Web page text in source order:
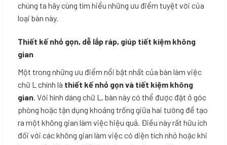
chúng ta hãy cùng tìm hiểu những ưu điểm tuyệt vời của
loại bàn này.
Thiết kế nhỏ gọn, dễ lắp ráp, giúp tiết kiệm không
gian
Một trong những ưu điểm nổi bật nhất của bàn làm việc
chữ L chính là thiết kế nhỏ gọn và tiết kiệm không
gian . Với hình dáng chữ L, bàn này có thể được đặt ở góc
phòng hoặc tận dụng khoảng trống giữa hai tường để tạo
ra một không gian làm việc hiệu quả. Điều này rất hữu ích
đối với các không gian làm việc có diện tích nhỏ hoặc khi